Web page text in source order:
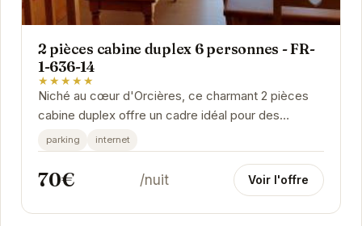
2 pièces cabine duplex 6 personnes - FR-
1-636-14
★★★★★
Niché au cœur d'Orcières, ce charmant 2 pièces
cabine duplex offre un cadre idéal pour des
vacances en famille ou entre amis. Son
aménagement...
parking internet
70€ /nuit Voir l'offre